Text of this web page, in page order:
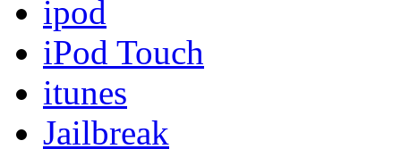
ipod
iPod Touch
itunes
Jailbreak